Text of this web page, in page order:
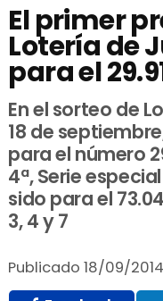
El primer
Lotería de
para el
En el sorteo de
18 de
para el número
4ª, Serie
sido para el
3, 4 y 7
Publicado 18/09/